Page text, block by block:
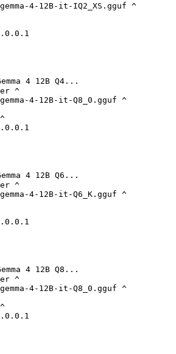
4-12B-it-IQ2_XS.gguf ^
4 12B Q4...
^
4-12B-it-Q8_0.gguf ^
4 12B Q6...
^
4-12B-it-Q6_K.gguf ^
4 12B Q8...
^
4-12B-it-Q8_0.gguf ^